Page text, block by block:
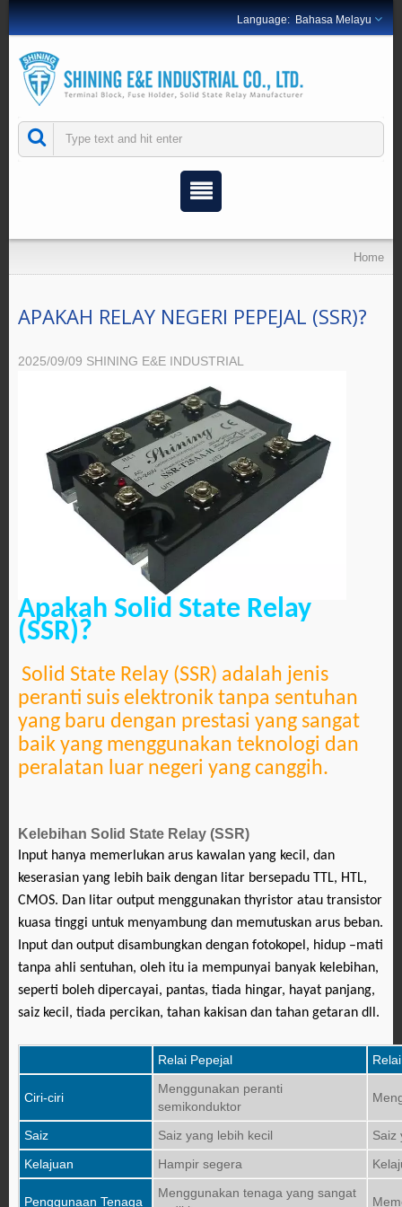
Bahasa Melayu
Home
APAKAH RELAY NEGERI PEPEJAL (SSR)?
2025/09/09 SHINING E&E INDUSTRIAL
Apakah Solid State Relay
(SSR)?
Solid State Relay (SSR) adalah jenis
peranti suis elektronik tanpa sentuhan
yang baru dengan prestasi yang sangat
baik yang menggunakan teknologi dan
peralatan luar negeri yang canggih.
Kelebihan Solid State Relay (SSR)
Input hanya memerlukan arus kawalan yang kecil, dan
keserasian yang lebih baik dengan litar bersepadu TTL, HTL,
CMOS. Dan litar output menggunakan thyristor atau transistor
kuasa tinggi untuk menyambung dan memutuskan arus beban.
Input dan output disambungkan dengan fotokopel, hidup –mati
tanpa ahli sentuhan, oleh itu ia mempunyai banyak kelebihan,
seperti boleh dipercayai, pantas, tiada hingar, hayat panjang,
saiz kecil, tiada percikan, tahan kakisan dan tahan getaran dll.
Relai Pepejal
Ciri-ciri
Menggunakan peranti
semikonduktor
Saiz Saiz yang lebih kecil
Saiz
Kelajuan
Hampir segera
Penggunaan Tenaga
Menggunakan tenaga yang sangat